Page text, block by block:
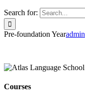
Search for:
Pre-foundation Yearadmin
Courses